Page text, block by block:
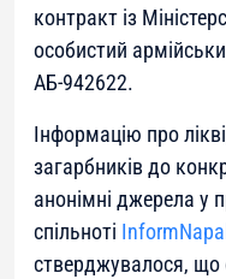
контракт із
особистий
АБ-942622.
Інформацію про
загарбників до
анонімні джерела у
спільноті
стверджувалося, що